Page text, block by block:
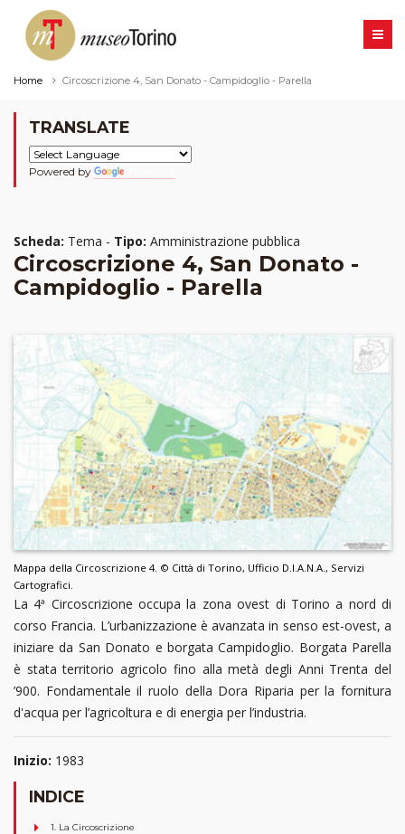
Home Circoscrizione 4, San Donato - Campidoglio - Parella
TRANSLATE
Powered by
Scheda: Tema - Tipo: Amministrazione pubblica
Circoscrizione 4, San Donato -
Campidoglio - Parella
Mappa della Circoscrizione 4. © Città di Torino, Ufficio D.I.A.N.A., Servizi
Cartografici.
La 4ª Circoscrizione occupa la zona ovest di Torino a nord di
corso Francia. L’urbanizzazione è avanzata in senso est-ovest, a
iniziare da San Donato e borgata Campidoglio. Borgata Parella
è stata territorio agricolo fino alla metà degli Anni Trenta del
’900. Fondamentale il ruolo della Dora Riparia per la fornitura
d'acqua per l’agricoltura e di energia per l’industria.
Inizio: 1983
INDICE
1. La Circoscrizione